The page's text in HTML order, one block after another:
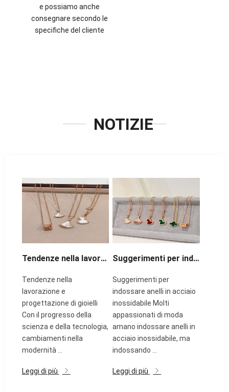
e possiamo anche
consegnare secondo le
specifiche del cliente
NOTIZIE
Tendenze nella lavorazione e nel design dei gioielli
Tendenze nella
lavorazione e
progettazione di gioielli
Con il progresso della
scienza e della tecnologia,
cambiamenti nella
modernità ...
Leggi di più
Suggerimenti per indossare anelli in acciaio inossidabile
Suggerimenti per
indossare anelli in acciaio
inossidabile Molti
appassionati di moda
amano indossare anelli in
acciaio inossidabile, ma
indossando ...
Leggi di più